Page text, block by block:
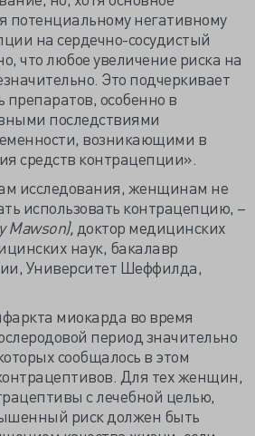
потенциальному негативному
на сердечно-сосудистый
что любое увеличение риска на
Это подчеркивает
препаратов, особенно в
последствиями
возникающими в
средств контрацепции».
исследования, женщинам не
использовать контрацепцию, –
Mawson), доктор медицинских
наук, бакалавр
Университет Шеффилда,
миокарда во время
период значительно
сообщалось в этом
Для тех женщин,
с лечебной целью,
риск должен быть